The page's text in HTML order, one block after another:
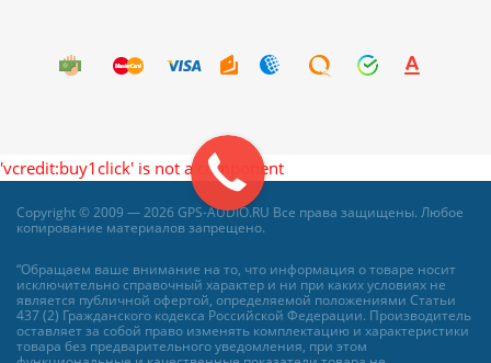
'vcredit:buy1click' is not a component
Copyright © 2009 — 2026 GPS-AUDIO.RU Все права защищены. Любое
копирование материалов запрещено.
“Обращаем ваше внимание на то, что информация о товаре носит
исключительно справочный характер и ни при каких условиях не
является публичной офертой, определяемой положениями Статьи
437 (2) Гражданского кодекса Российской Федерации. Производитель
оставляет за собой право изменять комплектацию и характеристики
товара без предварительного уведомления, при этом